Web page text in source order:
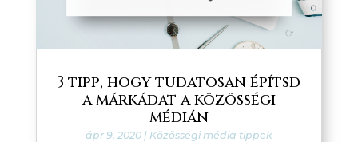
3 tipp, hogy tudatosan építsd
a márkádat a közösségi
médián
ápr 9, 2020| Közösségi média tippek